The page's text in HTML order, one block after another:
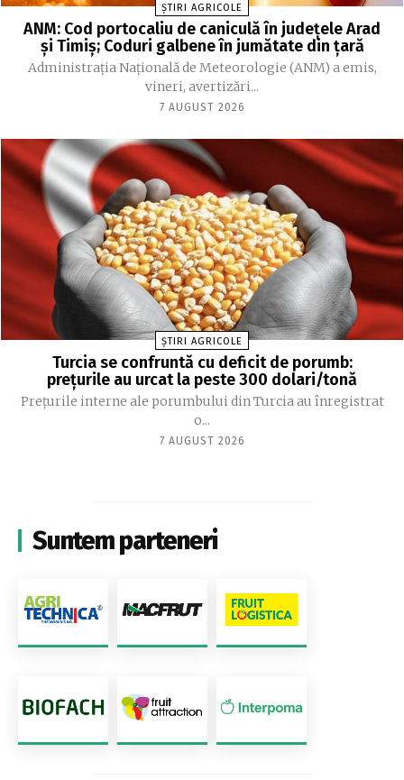
ȘTIRI AGRICOLE
ANM: Cod portocaliu de caniculă în judeţele Arad
şi Timiş; Coduri galbene în jumătate din ţară
Administraţia Naţională de Meteorologie (ANM) a emis,
vineri, avertizări...
7 AUGUST 2026
ȘTIRI AGRICOLE
Turcia se confruntă cu deficit de porumb:
prețurile au urcat la peste 300 dolari/tonă
Prețurile interne ale porumbului din Turcia au înregistrat
o...
7 AUGUST 2026
Suntem parteneri